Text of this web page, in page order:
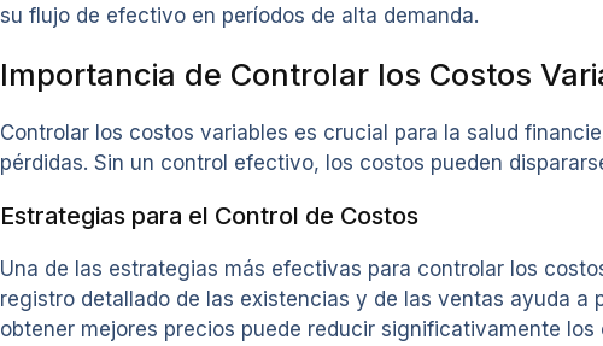
su flujo de efectivo en períodos de alta demanda.
Importancia de Controlar los Costos
Controlar los costos variables es crucial para la salud
pérdidas. Sin un control efectivo, los costos pueden
Estrategias para el Control de Costos
Una de las estrategias más efectivas para controlar los
registro detallado de las existencias y de las ventas ayuda
obtener mejores precios puede reducir significativamente los